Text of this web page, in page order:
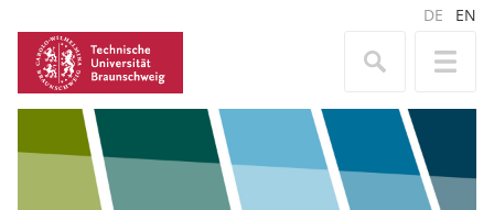
DE EN